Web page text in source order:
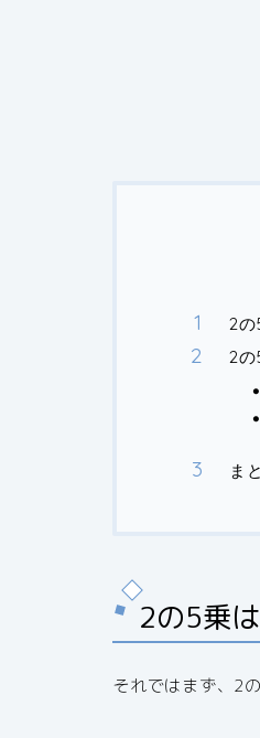
2の
2の
ま
2の5乗
それではまず、2